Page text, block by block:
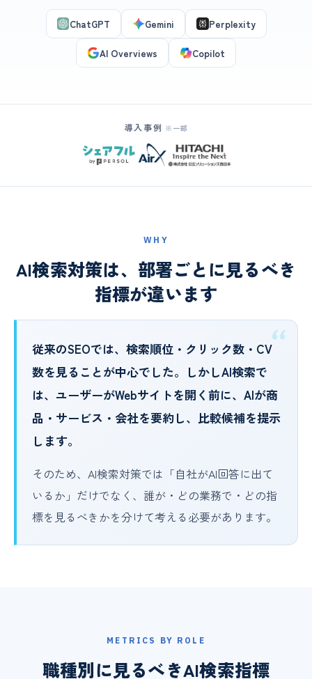
ChatGPT Gemini Perplexity
AI Overviews Copilot
導入事例 ※一部
WHY
AI検索対策は、部署ごとに見るべき
指標が違います
従来のSEOでは、検索順位・クリック数・CV
数を見ることが中心でした。しかしAI検索で
は、ユーザーがWebサイトを開く前に、AIが商
品・サービス・会社を要約し、比較候補を提示
します。
そのため、AI検索対策では「自社がAI回答に出て
いるか」だけでなく、誰が・どの業務で・どの指
標を見るべきかを分けて考える必要があります。
METRICS BY ROLE
職種別に見るべきAI検索指標